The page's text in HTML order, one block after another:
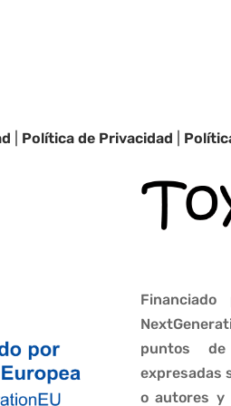
Política de Privacidad
puntos
expresadas
o autores y